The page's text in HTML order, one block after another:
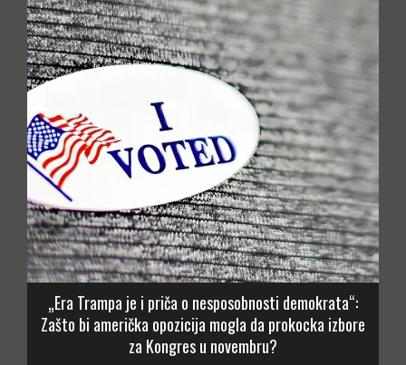
„Era Trampa je i priča o nesposobnosti demokrata“:
Zašto bi američka opozicija mogla da prokocka izbore
za Kongres u novembru?